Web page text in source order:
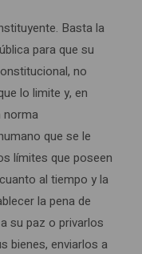
Basta la
para que su
no
lo limite y, en
norma
que se le
límites que poseen
al tiempo y la
la pena de
su paz o privarlos
bienes, enviarlos a